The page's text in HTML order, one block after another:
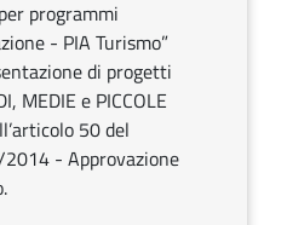
programmi
- PIA Turismo”
di progetti
MEDIE e PICCOLE
50 del
- Approvazione